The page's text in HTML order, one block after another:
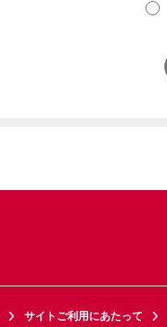
サイトご利用にあたって